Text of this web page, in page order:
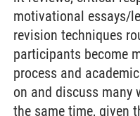
motivational essays/
revision techniques
participants become
process and
on and discuss
the same time, given